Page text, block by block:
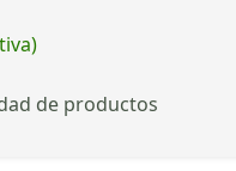
de productos